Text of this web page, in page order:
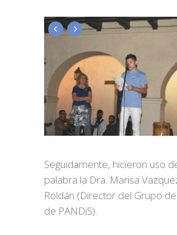
Seguidamente, hicieron uso
palabra la Dra. Marisa
Roldán (Director del Grupo
de PANDiS).